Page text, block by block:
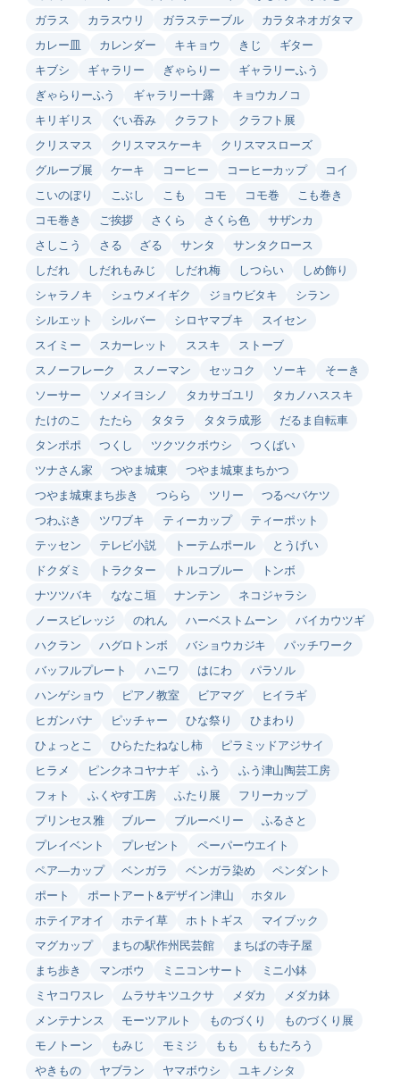
ガラス
カラスウリ ガラステーブル
カラタネオガタマ
カレー皿
カレンダー キキョウ きじ
ギター
キブシ
ギャラリー ぎゃらりー
ギャラリーふう
ぎゃらりーふう
ギャラリー十露
キョウカノコ
キリギリス
ぐい吞み クラフト
クラフト展
クリスマス
クリスマスケーキ
クリスマスローズ
グループ展
ケーキ コーヒー コーヒーカップ
コイ
こいのぼり
こぶし こも コモ コモ巻
こも巻き
コモ巻き
ご挨拶 さくら さくら色
サザンカ
さしこう
さる ざる サンタ
サンタクロース
しだれ
しだれもみじ しだれ梅 しつらい
しめ飾り
シャラノキ
シュウメイギク ジョウビタキ
シラン
シルエット
シルバー シロヤマブキ
スイセン
スイミー
スカーレット ススキ
ストーブ
スノーフレーク
スノーマン セッコク ソーキ
そーき
ソーサー
ソメイヨシノ タカサゴユリ
タカノハススキ
たけのこ
たたら タタラ タタラ成形
だるま自転車
タンポポ
つくし ツクツクボウシ
つくばい
ツナさん家
つやま城東
つやま城東まちかつ
つやま城東まち歩き
つらら ツリー
つるべバケツ
つわぶき
ツワブキ ティーカップ
ティーポット
テッセン
テレビ小説 トーテムポール
とうげい
ドクダミ
トラクター トルコブルー
トンボ
ナツツバキ
ななこ垣 ナンテン
ネコジャラシ
ノースビレッジ
のれん ハーベストムーン
バイカウツギ
ハクラン
ハグロトンボ バショウカジキ
パッチワーク
バッフルプレート
ハニワ はにわ
パラソル
ハンゲショウ
ピアノ教室 ビアマグ
ヒイラギ
ヒガンバナ
ピッチャー ひな祭り
ひまわり
ひょっとこ
ひらたたねなし柿
ピラミッドアジサイ
ヒラメ
ピンクネコヤナギ ふう
ふう津山陶芸工房
フォト
ふくやす工房 ふたり展
フリーカップ
プリンセス雅
ブルー ブルーベリー
ふるさと
プレイベント
プレゼント
ペーパーウエイト
ペア―カップ
ベンガラ ベンガラ染め
ペンダント
ポート
ポートアート&デザイン津山
ホタル
ホテイアオイ
ホテイ草 ホトトギス
マイブック
マグカップ
まちの駅作州民芸館
まちばの寺子屋
まち歩き
マンボウ ミニコンサート
ミニ小鉢
ミヤコワスレ
ムラサキツユクサ メダカ
メダカ鉢
メンテナンス
モーツアルト ものづくり
ものづくり展
モノトーン
もみじ モミジ もも
ももたろう
やきもの
ヤブラン ヤマボウシ
ユキノシタ